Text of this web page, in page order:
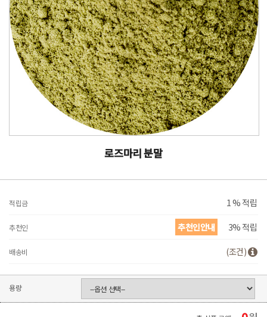
로즈마리 분말
적립금 1 % 적립
추천인 추천인안내 3% 적립
배송비 (조건)
용량